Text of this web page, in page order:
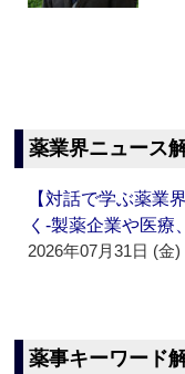
薬業界ニュース
【対話で学ぶ薬業
く‐製薬企業や医
2026年07月31日 (金)
薬事キーワード